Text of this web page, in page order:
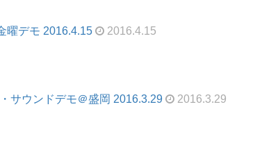
曜デモ 2016.4.15 2016.4.15
サウンドデモ＠盛岡 2016.3.29 2016.3.29